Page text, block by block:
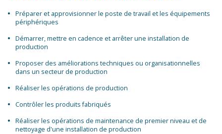
Préparer et approvisionner le poste de travail et les équipements
périphériques
Démarrer, mettre en cadence et arrêter une installation de
production
Proposer des améliorations techniques ou organisationnelles
dans un secteur de production
Réaliser les opérations de production
Contrôler les produits fabriqués
Réaliser les opérations de maintenance de premier niveau et de
nettoyage d'une installation de production